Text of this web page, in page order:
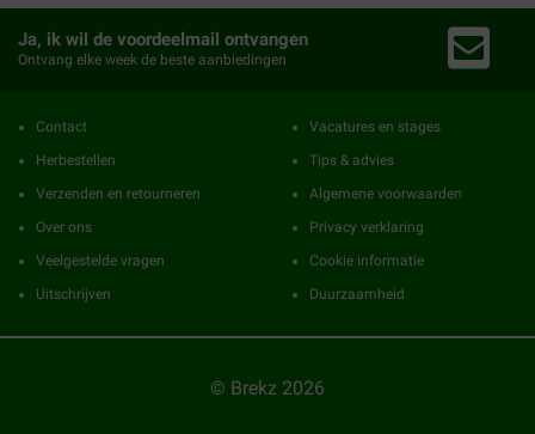
Ja, ik wil de voordeelmail ontvangen
Ontvang elke week de beste aanbiedingen
Contact
Herbestellen
Verzenden en retourneren
Over ons
Veelgestelde vragen
Uitschrijven
Vacatures en stages
Tips & advies
Algemene voorwaarden
Privacy verklaring
Cookie informatie
Duurzaamheid
© Brekz 2026